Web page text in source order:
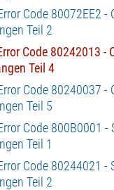
Code 80072EE2
Teil 2
Code 80242013 -
Teil 4
Code 80240037 -
Teil 5
Code 800B0001 -
Teil 1
Code 80244021 -
Teil 2